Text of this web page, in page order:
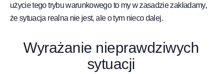
użycie tego trybu warunkowego to my w zasadzie zakładamy,
że sytuacja realna nie jest, ale o tym nieco dalej.
Wyrażanie nieprawdziwych
sytuacji